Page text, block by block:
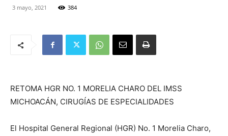
3 mayo, 2021 384
RETOMA HGR NO. 1 MORELIA CHARO DEL IMSS
MICHOACÁN, CIRUGÍAS DE ESPECIALIDADES
El Hospital General Regional (HGR) No. 1 Morelia Charo,